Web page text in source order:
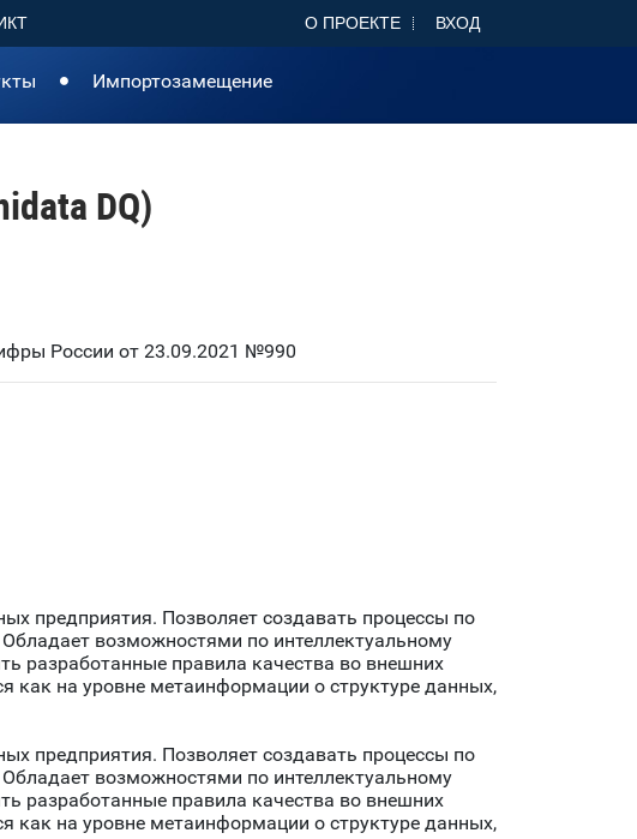
О ПРОЕКТЕ ВХОД
Импортозамещение
DQ)
России от 23.09.2021 №990
предприятия. Позволяет создавать процессы по
возможностями по интеллектуальному
разработанные правила качества во внешних
как на уровне метаинформации о структуре данных,
предприятия. Позволяет создавать процессы по
возможностями по интеллектуальному
разработанные правила качества во внешних
как на уровне метаинформации о структуре данных,